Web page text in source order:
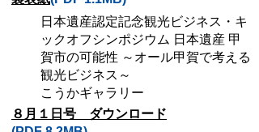
日本遺産認定記念観光ビジネス・キ
ックオフシンポジウム 日本遺産 甲
賀市の可能性 ～オール甲賀で考える
観光ビジネス～
こうかギャラリー
８月１日号 ダウンロード